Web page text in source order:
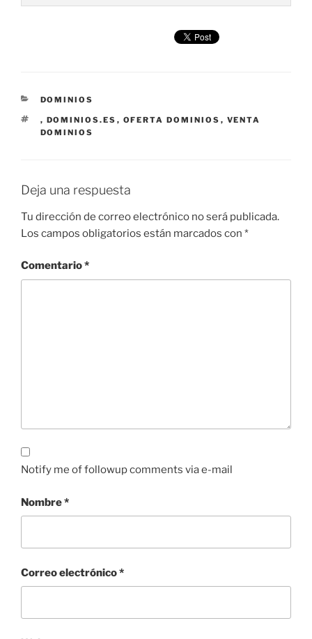
CATEGORÍAS
DOMINIOS
ETIQUETAS
, DOMINIOS.ES , OFERTA DOMINIOS , VENTA
DOMINIOS
Deja una respuesta
Tu dirección de correo electrónico no será publicada.
Los campos obligatorios están marcados con *
Comentario*
Notify me of followup comments via e-mail
Nombre*
Correo electrónico*